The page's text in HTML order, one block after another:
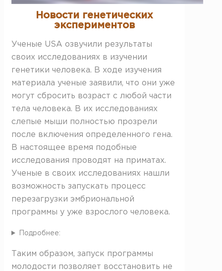
Новости генетических
экспериментов
Ученые USA озвучили результаты
своих исследованиях в изучении
генетики человека. В ходе изучения
материала ученые заявили, что они уже
могут сбросить возраст с любой части
тела человека. В их исследованиях
слепые мыши полностью прозрели
после включения определенного гена.
В настоящее время подобные
исследования проводят на приматах.
Ученые в своих исследованиях нашли
возможность запускать процесс
перезагрузки эмбриональной
программы у уже взрослого человека.
Подробнее:
Таким образом, запуск программы
молодости позволяет восстановить не